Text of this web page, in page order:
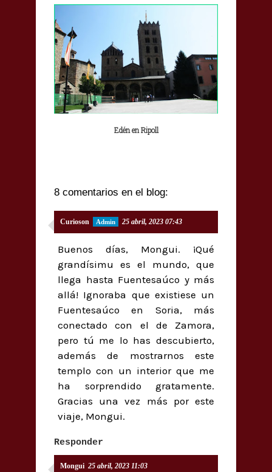
Edén en Ripoll
8 comentarios en el blog:
Curioson 25 abril, 2023 07:43
Buenos días, Mongui. ¡Qué
grandísimu es el mundo, que
llega hasta Fuentesaúco y más
allá! Ignoraba que existiese un
Fuentesaúco en Soria, más
conectado con el de Zamora,
pero tú me lo has descubierto,
además de mostrarnos este
templo con un interior que me
ha sorprendido gratamente.
Gracias una vez más por este
viaje, Mongui.
Responder
Mongui 25 abril, 2023 11:03